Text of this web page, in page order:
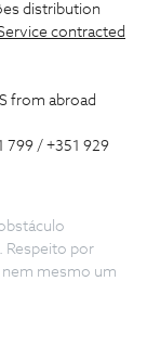
distribution
contracted
from abroad
799 / +351 929
Respeito por
nem mesmo um